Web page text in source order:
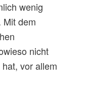
wenig
Mit dem
nicht
vor allem